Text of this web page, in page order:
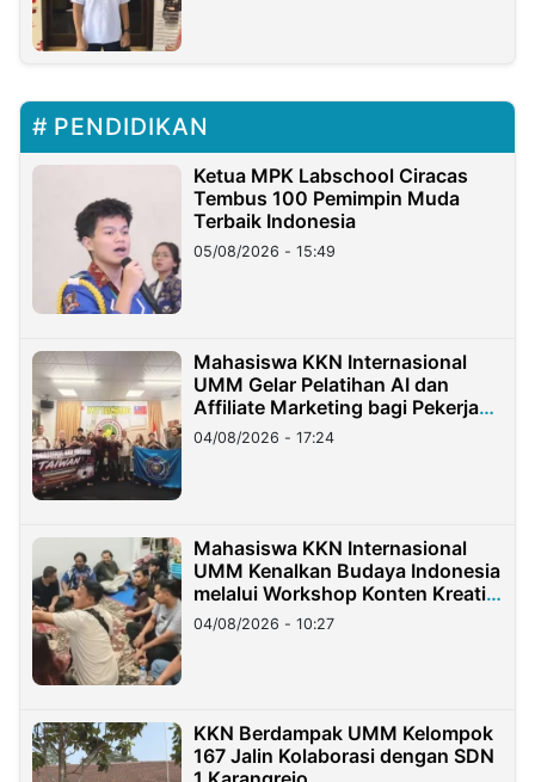
PENDIDIKAN
Ketua MPK Labschool Ciracas
Tembus 100 Pemimpin Muda
Terbaik Indonesia
05/08/2026 - 15:49
Mahasiswa KKN Internasional
UMM Gelar Pelatihan AI dan
Affiliate Marketing bagi Pekerja
Migran Indonesia di Taiwan
04/08/2026 - 17:24
Mahasiswa KKN Internasional
UMM Kenalkan Budaya Indonesia
melalui Workshop Konten Kreatif
di Taiwan
04/08/2026 - 10:27
KKN Berdampak UMM Kelompok
167 Jalin Kolaborasi dengan SDN